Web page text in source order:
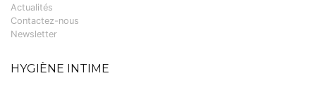
Actualités
Contactez-nous
Newsletter
HYGIÈNE INTIME